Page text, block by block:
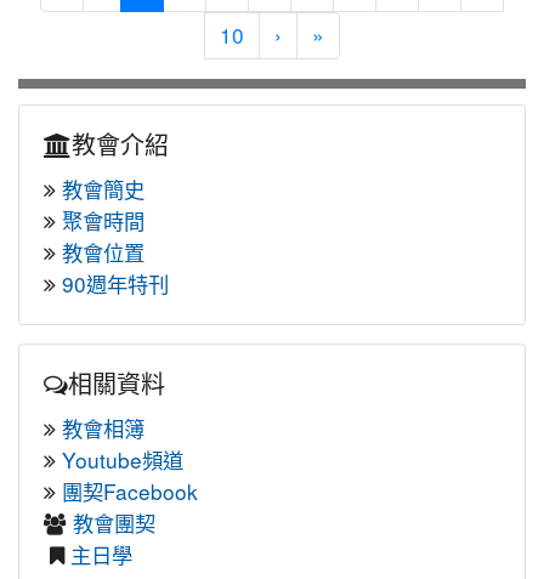
10 › »
教會介紹
教會簡史
聚會時間
教會位置
90週年特刊
相關資料
教會相簿
Youtube頻道
團契Facebook
教會團契
主日學